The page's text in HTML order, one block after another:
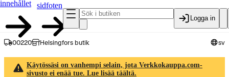
innehållet
sidfoten
Logga in
00220 Helsingfors butik sv
Käytössäsi on vanhempi selain, jota Verkkokauppa.com-
sivusto ei enää tue. Lue lisää täältä.